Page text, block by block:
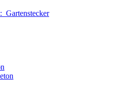
Gartenstecker